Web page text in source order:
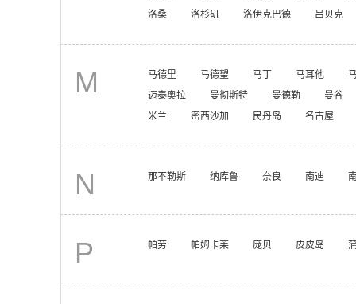
洛桑
洛杉矶 洛伊克巴德 吕贝克
M 马德里 马德望 马丁 马耳他
迈泰奥拉
曼彻斯特 曼德勒
曼谷
米兰
密西沙加 民丹岛 名古屋
N 那不勒斯 纳库鲁 奈良 南迪
P 帕劳 帕姆卡莱 庞贝 皮皮岛